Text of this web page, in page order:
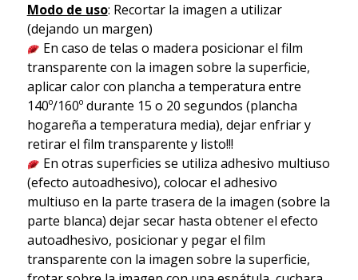
Modo de uso: Recortar la imagen a utilizar
(dejando un margen)
En caso de telas o madera posicionar el film
transparente con la imagen sobre la superficie,
aplicar calor con plancha a temperatura entre
140º/160º durante 15 o 20 segundos (plancha
hogareña a temperatura media), dejar enfriar y
retirar el film transparente y listo!!!
En otras superficies se utiliza adhesivo multiuso
(efecto autoadhesivo), colocar el adhesivo
multiuso en la parte trasera de la imagen (sobre la
parte blanca) dejar secar hasta obtener el efecto
autoadhesivo, posicionar y pegar el film
transparente con la imagen sobre la superficie,